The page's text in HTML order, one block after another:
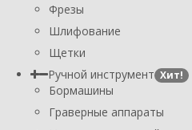
Фрезы
Шлифование
Щетки
Ручной инструмент Хит!
Бормашины
Граверные аппараты